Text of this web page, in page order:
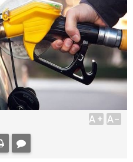
A+ A-